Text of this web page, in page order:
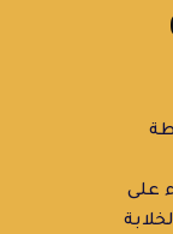
على